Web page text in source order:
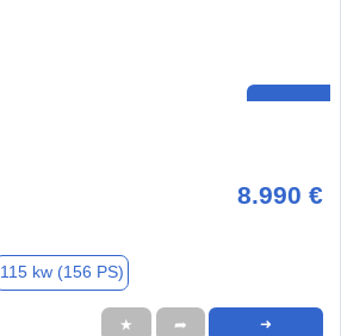
8.990 €
115 kw (156 PS)
★ ➦ ➜